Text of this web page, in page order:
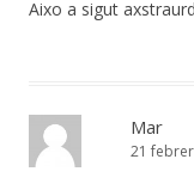
Aixo a sigut
Mar
21